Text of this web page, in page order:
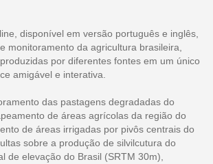
disponível em versão português e inglês,
monitoramento da agricultura brasileira,
por diferentes fontes em um único
amigável e interativa.
das pastagens degradadas do
de áreas agrícolas da região do
de áreas irrigadas por pivôs centrais do
sobre a produção de silvilcutura do
de elevação do Brasil (SRTM 30m),